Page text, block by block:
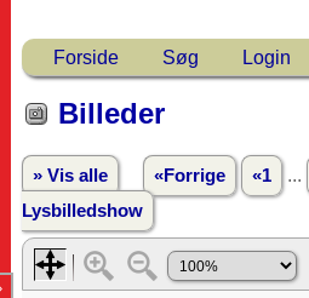
Forside Søg Login
Billeder
» Vis alle «Forrige «1 ...
Lysbilledshow